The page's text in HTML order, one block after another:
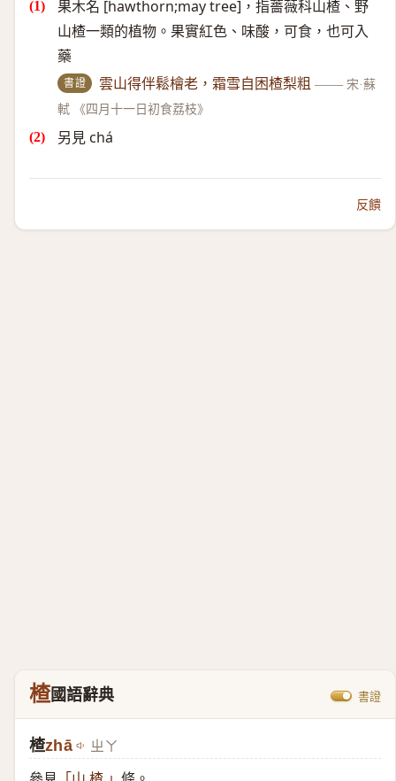
果木名 [hawthorn;may tree]，指薔薇科山楂、野
山楂一類的植物。果實紅色、味酸，可食，也可入
藥
書證 雲山得伴鬆檜老，霜雪自困楂梨粗 —— 宋·蘇
軾 《四月十一日初食荔枝》
另見 chá
反饋
楂國語辭典 書證
楂zhā ㄓㄚ